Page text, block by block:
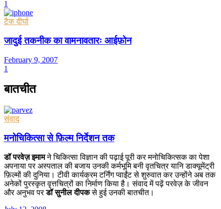
1
टैक दीर्घा
जादुई तकनीक का वामनावतारः आईफ़ोन
February 9, 2007
1
बातचीत
संवाद
मनोचिकित्सा से फ़िल्म निर्देशन तक
डॉ परवेज़ इमामने चिकित्सा विज्ञान की पढ़ाई पूरी कर मनोचिकित्सक का पेशा
अपनाया पर अस्पताल की बजाय उनकी कर्मभूमि बनी वृतचित्र यानि डाक्यूमेंट्री
फ़िल्मों की दुनिया। टीवी कार्यक्रम टर्निंग प्वाईंट से शुरुवात कर उन्होंने अब तक
अनेकों पुरस्कृत वृत्तचित्रों का निर्माण किया है। संवाद में पढ़ें परवेज़ के जीवन
और अनुभव परडॉ सुनील दीपकसे हुई उनकी बातचीत।